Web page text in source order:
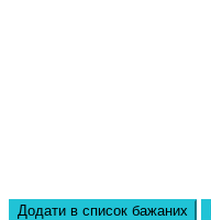
Додати в список бажаних